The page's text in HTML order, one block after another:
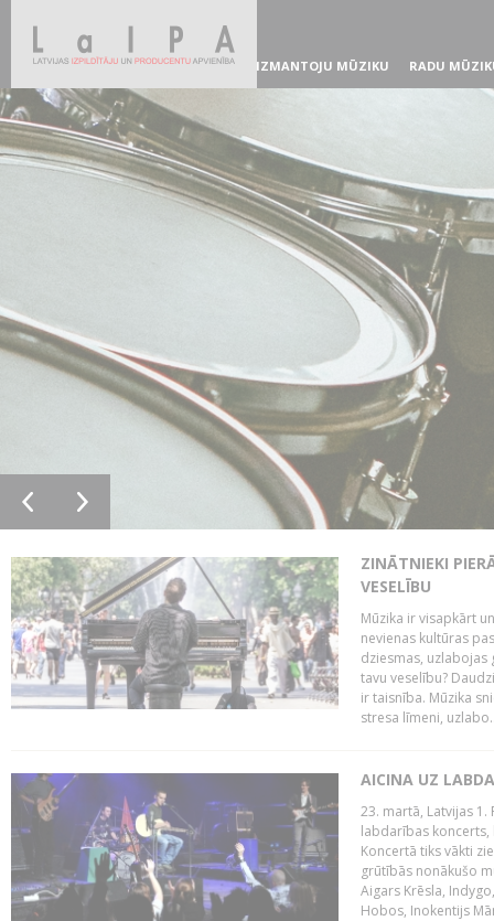
IZMANTOJU MŪZIKU RADU
ZINĀTNIEKI
VESELĪBU
Mūzika ir visapkārt
nevienas kultūras
dziesmas, uzlabojas
tavu veselību?
ir taisnība. Mūzika
stresa līmeni,
AICINA UZ
23. martā, Latvijas 1.
labdarības koncerts,
Koncertā tiks vākti
grūtībās nonākušo
Aigars Krēsla,
Hobos, Inokentijs